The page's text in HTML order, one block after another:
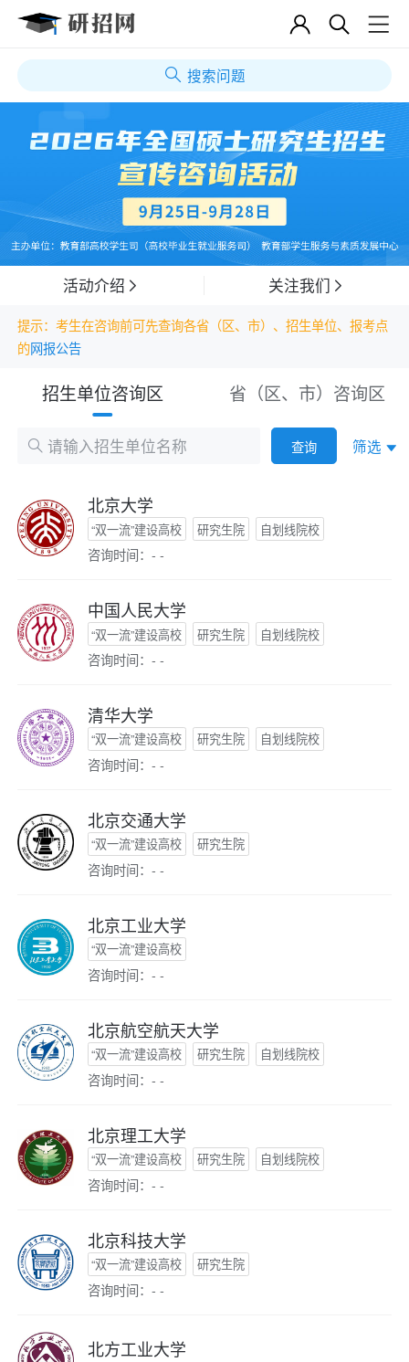
搜索问题
活动介绍 关注我们
提示：考生在咨询前可先查询各省（区、市）、招生单位、报考点
的网报公告
招生单位咨询区 省（区、市）咨询区
查询 筛选
北京大学
“双一流”建设高校 研究生院 自划线院校
咨询时间：- -
中国人民大学
“双一流”建设高校 研究生院 自划线院校
咨询时间：- -
清华大学
“双一流”建设高校 研究生院 自划线院校
咨询时间：- -
北京交通大学
“双一流”建设高校 研究生院
咨询时间：- -
北京工业大学
“双一流”建设高校
咨询时间：- -
北京航空航天大学
“双一流”建设高校 研究生院 自划线院校
咨询时间：- -
北京理工大学
“双一流”建设高校 研究生院 自划线院校
咨询时间：- -
北京科技大学
“双一流”建设高校 研究生院
咨询时间：- -
北方工业大学